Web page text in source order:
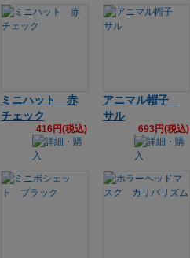
ミニハット 赤
チェック
416円(税込)
アニマル帽子
サル
693円(税込)